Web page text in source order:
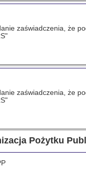
zaświadczenia, że
zaświadczenia, że
Pożytku